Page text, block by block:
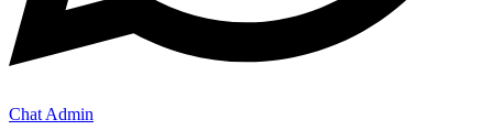
Chat Admin